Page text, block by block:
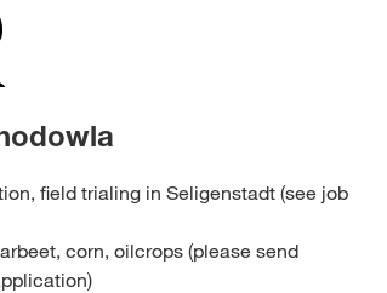
field trialing in Seligenstadt (see job
corn, oilcrops (please send